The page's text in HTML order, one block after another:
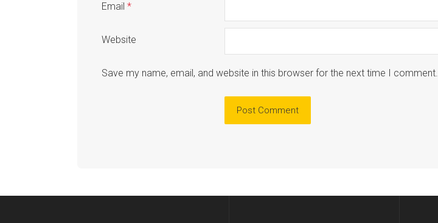
Email *
Website
Save my name, email, and website in this browser for the next time I comment.